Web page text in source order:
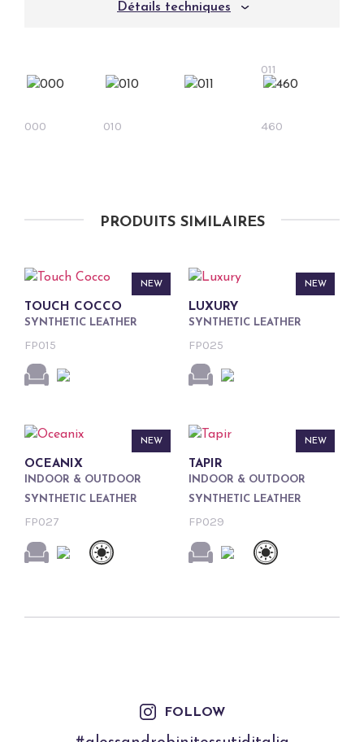
Détails techniques
000 010
011
460
PRODUITS SIMILAIRES
NEW
TOUCH COCCO
SYNTHETIC LEATHER
FP015
NEW
LUXURY
SYNTHETIC LEATHER
FP025
NEW
OCEANIX
INDOOR & OUTDOOR
SYNTHETIC LEATHER
FP027
NEW
TAPIR
INDOOR & OUTDOOR
SYNTHETIC LEATHER
FP029
FOLLOW